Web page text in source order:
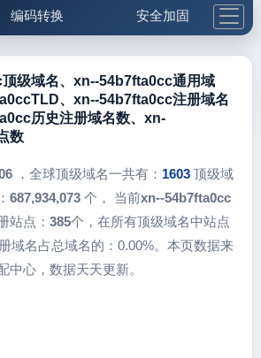
编码转换 安全加固
生活便民 更多工具
5.1支付宝大红包
级域名、xn--54b7fta0cc通用域
、xn--54b7fta0cc注册域名
历史注册域名数、xn-
数
，全球顶级域名一共有： 1603 顶级域
687,934,073 个， 当前xn--54b7fta0cc
站点： 385个，在所有顶级域名中站点
域名占总域名的：0.00%。本页数据来
中心，数据天天更新。